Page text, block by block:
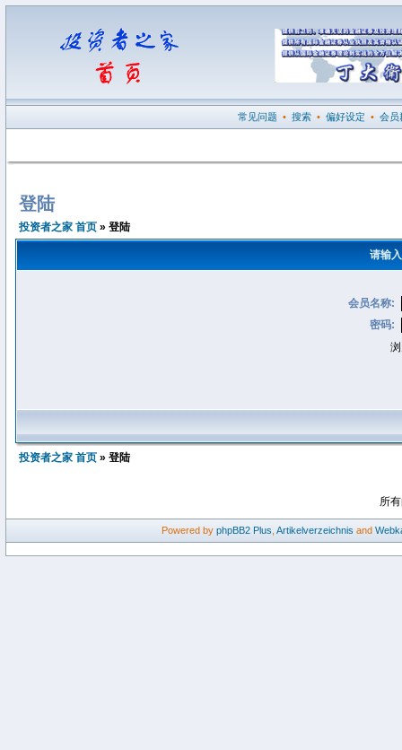
常见问题 • 搜索 • 偏好设定 • 会员
登陆
投资者之家 首页 » 登陆
请输
会员名称:
密码:
投资者之家 首页 » 登陆
所
Powered by phpBB2 Plus Artikelverzeichnis and